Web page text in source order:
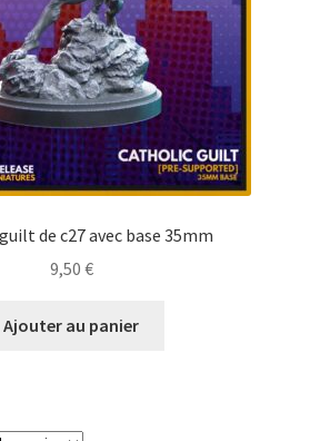
de c27 avec base 35mm
9,50 €
Ajouter au panier